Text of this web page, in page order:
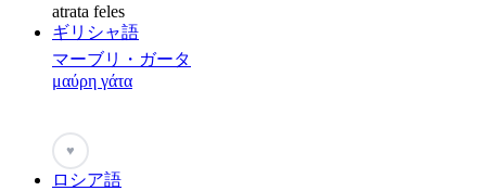
atrata feles
ギリシャ語
マーブリ・ガータ
μαύρη γάτα
♥
ロシア語